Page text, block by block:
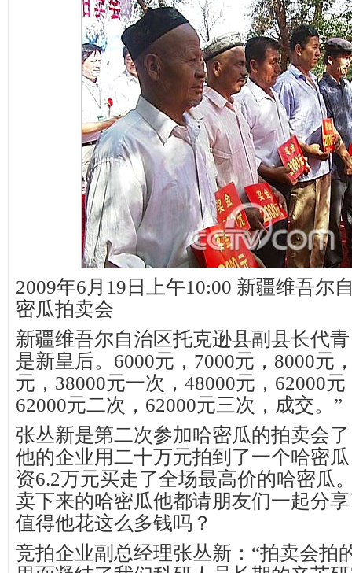
2009年6月19日上午10:00 新疆维吾尔
密瓜拍卖会
新疆维吾尔自治区托克逊县副县长代
是新皇后。6000元，7000元，8000元
元，38000元一次，48000元，62000
62000元二次，62000元三次，成交。”
张丛新是第二次参加哈密瓜的拍卖会
他的企业用二十万元拍到了一个哈密
资6.2万元买走了全场最高价的哈密瓜
卖下来的哈密瓜他都请朋友们一起分
值得他花这么多钱吗？
竞拍企业副总经理张丛新：“拍卖会拍